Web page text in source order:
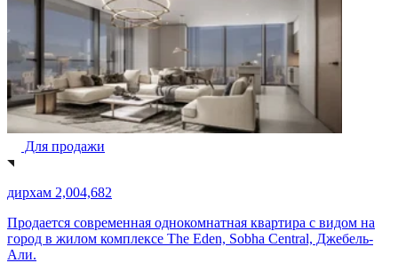
Для продажи
дирхам 2,004,682
Продается современная однокомнатная квартира с видом на
город в жилом комплексе The Eden, Sobha Central, Джебель-
Али.